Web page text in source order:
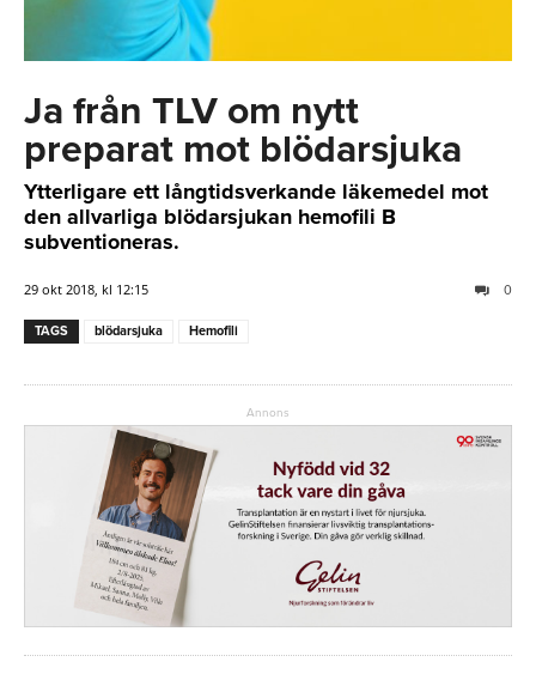
Ja från TLV om nytt
preparat mot blödarsjuka
Ytterligare ett långtidsverkande läkemedel mot
den allvarliga blödarsjukan hemofili B
subventioneras.
29 okt 2018, kl 12:15 0
TAGS blödarsjuka Hemofili
Annons